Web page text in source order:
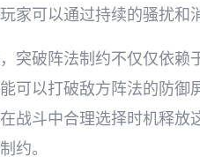
家可以通过持续的骚扰和
突破阵法制约不仅仅依赖
可以打破敌方阵法的防御
战斗中合理选择时机释放
约。